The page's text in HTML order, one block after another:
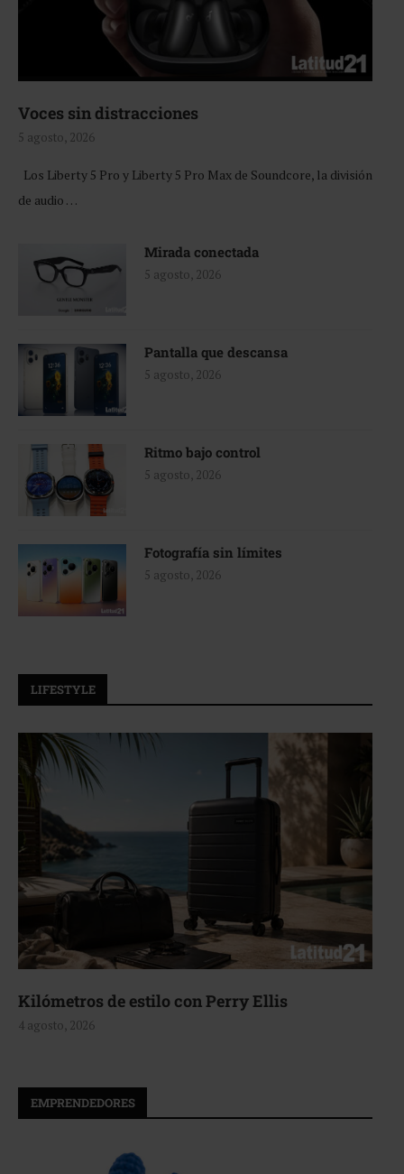
Voces sin distracciones
5 agosto, 2026
Los Liberty 5 Pro y Liberty 5 Pro Max de Soundcore, la división
de audio …
Mirada conectada
5 agosto, 2026
Pantalla que descansa
5 agosto, 2026
Ritmo bajo control
5 agosto, 2026
Fotografía sin límites
5 agosto, 2026
LIFESTYLE
Aerie, texturas que fluyen
EMPRENDEDORES